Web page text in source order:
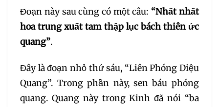
181 182 183
186
188 189 190 191
194 195
Đoạn này sau cùng có một câu: “Nhất nhất
hoa trung xuất tam thập lục bách thiên ức
quang”.
Đây là đoạn nhỏ thứ sáu, “Liên Phóng Diệu
Quang”. Trong phần này, sen báu phóng
quang. Quang này trong Kinh đã nói “ba